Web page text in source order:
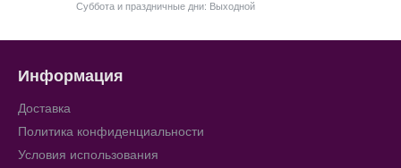
Суббота и праздничные дни: Выходной
Информация
Доставка
Политика конфиденциальности
Условия использования